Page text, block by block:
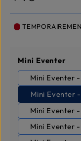
Sélectionnez
Mini Eventer
Mini Eventer
Mini Eventer
Mini Eventer
Mini Eventer